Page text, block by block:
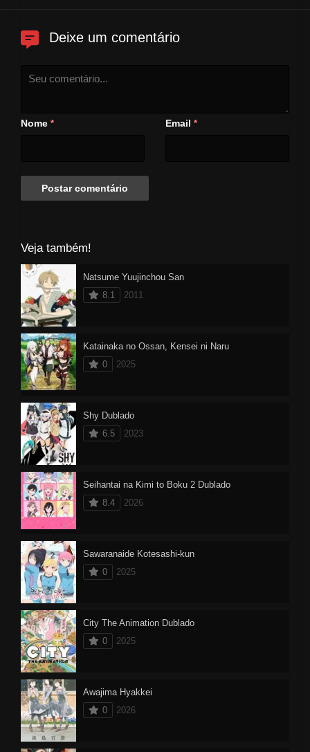
Nesse ínterim, o misterioso
Deixe um comentário
Nome * Email *
Veja também!
Natsume Yuujinchou San
8.1
2011
Katainaka no Ossan, Kensei ni Naru
0
2025
Shy Dublado
6.5
2023
Seihantai na Kimi to Boku 2 Dublado
8.4
2026
Sawaranaide Kotesashi-kun
0
2025
City The Animation Dublado
0
2025
Awajima Hyakkei
0
2026